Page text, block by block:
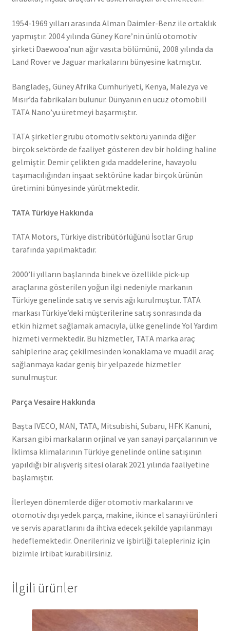
1954-1969 yılları arasında Alman Daimler-Benz ile ortaklık
yapmıştır. 2004 yılında Güney Kore’nin ünlü otomotiv
şirketi Daewooa’nun ağır vasıta bölümünü, 2008 yılında da
Land Rover ve Jaguar markalarını bünyesine katmıştır.
Bangladeş, Güney Afrika Cumhuriyeti, Kenya, Malezya ve
Mısır’da fabrikaları bulunur. Dünyanın en ucuz otomobili
TATA Nano’yu üretmeyi başarmıştır.
TATA şirketler grubu otomotiv sektörü yanında diğer
birçok sektörde de faaliyet gösteren dev bir holding haline
gelmiştir. Demir çelikten gıda maddelerine, havayolu
taşımacılığından inşaat sektörüne kadar birçok ürünün
üretimini bünyesinde yürütmektedir.
TATA Türkiye Hakkında
TATA Motors, Türkiye distribütörlüğünü İsotlar Grup
tarafında yapılmaktadır.
2000’li yılların başlarında binek ve özellikle pick-up
araçlarına gösterilen yoğun ilgi nedeniyle markanın
Türkiye genelinde satış ve servis ağı kurulmuştur. TATA
markası Türkiye’deki müşterilerine satış sonrasında da
etkin hizmet sağlamak amacıyla, ülke genelinde Yol Yardım
hizmeti vermektedir. Bu hizmetler, TATA marka araç
sahiplerine araç çekilmesinden konaklama ve muadil araç
sağlanmaya kadar geniş bir yelpazede hizmetler
sunulmuştur.
Parça Vesaire Hakkında
Başta IVECO, MAN, TATA, Mitsubishi, Subaru, HFK Kanuni,
Karsan gibi markaların orjinal ve yan sanayi parçalarının ve
İklimsa klimalarının Türkiye genelinde online satışının
yapıldığı bir alışveriş sitesi olarak 2021 yılında faaliyetine
başlamıştır.
İlerleyen dönemlerde diğer otomotiv markalarını ve
otomotiv dışı yedek parça, makine, ikince el sanayi ürünleri
ve servis aparatlarını da ihtiva edecek şekilde yapılanmayı
hedeflemektedir. Önerileriniz ve işbirliği talepleriniz için
bizimle irtibat kurabilirsiniz.
İlgili ürünler